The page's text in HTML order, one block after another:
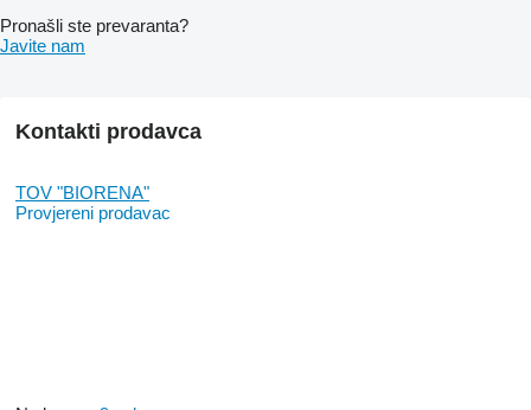
Pronašli ste prevaranta?
Javite nam
Kontakti prodavca
TOV "BIORENA"
Provjereni prodavac